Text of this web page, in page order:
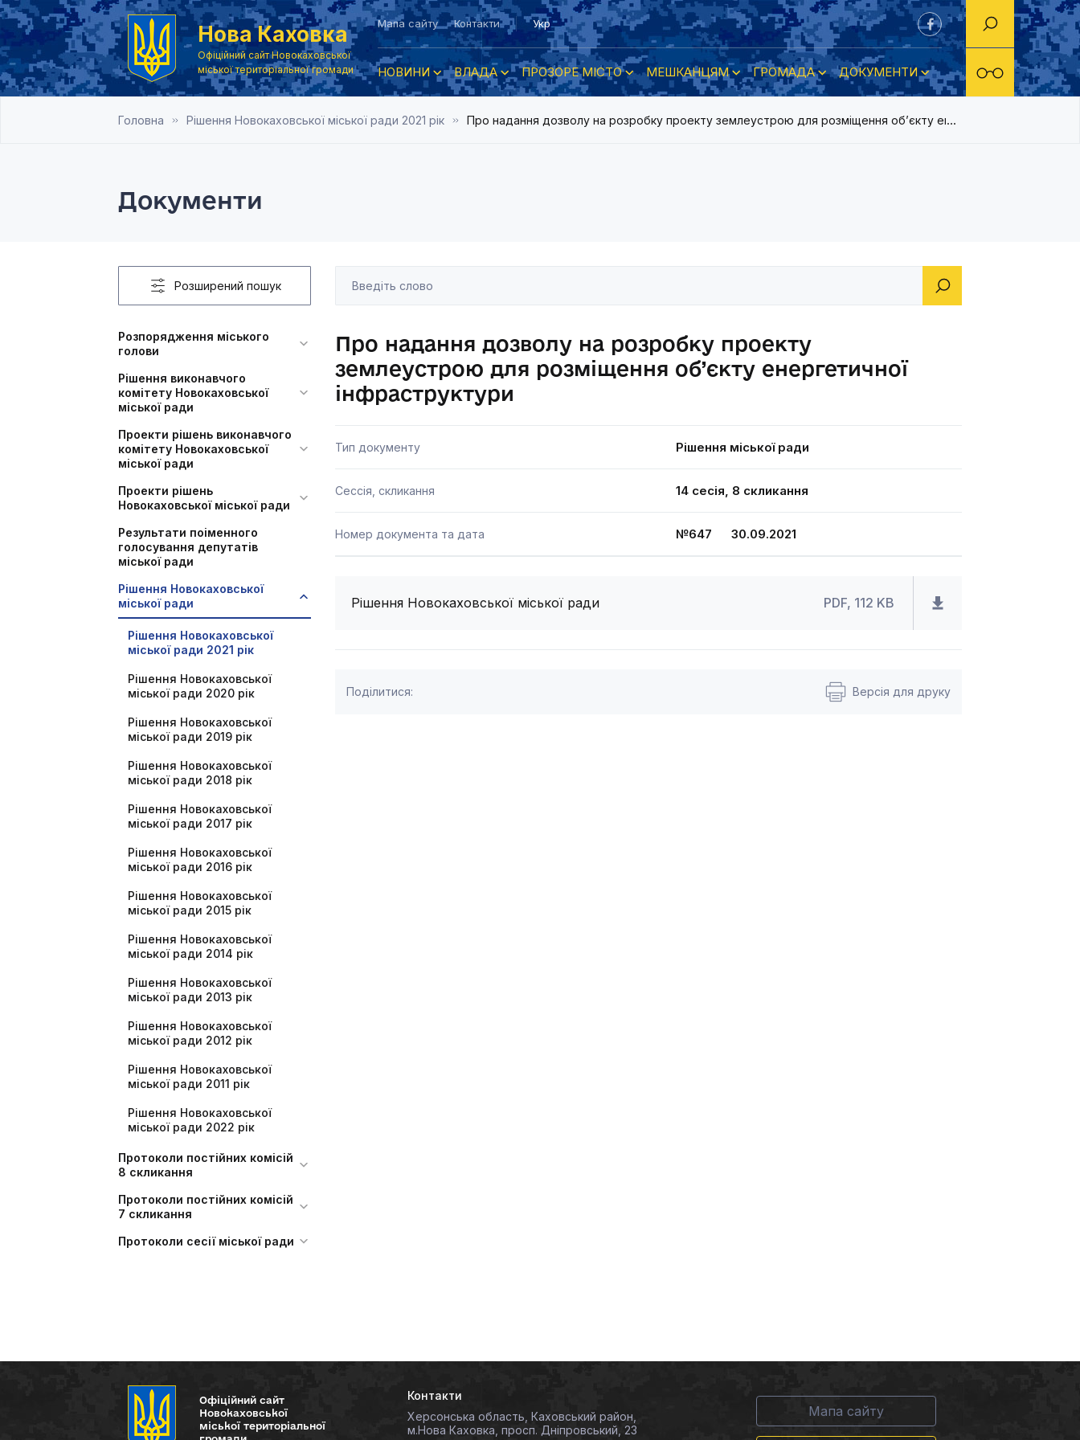
Нова Каховка
Офіційний сайт Новокаховської
міської територіальної громади
Мапа сайту Контакти Укр
НОВИНИ ВЛАДА ПРОЗОРЕ МІСТО МЕШКАНЦЯМ ГРОМАДА ДОКУМЕНТИ
Головна Рішення Новокаховської міської ради 2021 рік Про надання дозволу на розробку проекту землеустрою для розміщення об’єкту енергетичної
Документи
Розширений пошук
Розпорядження міського
голови
Рішення виконавчого
комітету Новокаховської
міської ради
Проекти рішень виконавчого
комітету Новокаховської
міської ради
Проекти рішень
Новокаховської міської ради
Результати поіменного
голосування депутатів
міської ради
Рішення Новокаховської
міської ради
Рішення Новокаховської
міської ради 2021 рік
Рішення Новокаховської
міської ради 2020 рік
Рішення Новокаховської
міської ради 2019 рік
Рішення Новокаховської
міської ради 2018 рік
Рішення Новокаховської
міської ради 2017 рік
Рішення Новокаховської
міської ради 2016 рік
Рішення Новокаховської
міської ради 2015 рік
Рішення Новокаховської
міської ради 2014 рік
Рішення Новокаховської
міської ради 2013 рік
Рішення Новокаховської
міської ради 2012 рік
Рішення Новокаховської
міської ради 2011 рік
Рішення Новокаховської
міської ради 2022 рік
Протоколи постійних комісій
8 скликання
Протоколи постійних комісій
7 скликання
Протоколи сесії міської ради
Про надання дозволу на розробку проекту
землеустрою для розміщення об’єкту енергетичної
інфраструктури
Тип документу Рішення міської ради
Сессія, скликання 14 сесія, 8 скликання
Номер документа та дата №647 30.09.2021
Рішення Новокаховської міської ради PDF, 112 KB
Поділитися: Версія для друку
Офіційний сайт
Новокаховської
міської територіальної
Контакти
Херсонська область, Каховський район,
м.Нова Каховка, просп. Дніпровський, 23
Мапа сайту